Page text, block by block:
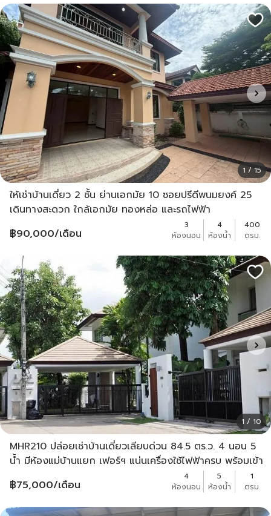
1 / 15
ให้เช่าบ้านเดี่ยว 2 ชั้น ย่านเอกมัย 10 ซอยปรีดีพนมยงค์ 25
เดินทางสะดวก ใกล้เอกมัย ทองหล่อ และรถไฟฟ้า
฿90,000/เดือน
3
ห้องนอน
4
ห้องน้ำ
400
ตรม.
1 / 10
MHR210 ปล่อยเช่าบ้านเดี่ยวเลียบด่วน 84.5 ตร.ว. 4 นอน 5
น้ำ มีห้องแม่บ้านแยก เฟอร์ฯ แน่นเครื่องใช้ไฟฟ้าครบ พร้อมเข้า
฿75,000/เดือน
4
ห้องนอน
5
ห้องน้ำ
1
ตรม.